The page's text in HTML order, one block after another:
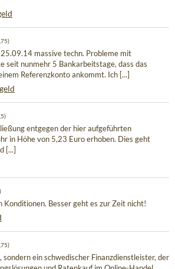
massive techn. Probleme mit
seit nunmehr 5 Bankarbeitstage, dass das
Referenzkonto ankommt. Ich [...]
entgegen der hier aufgeführten
in Höhe von 5,23 Euro erhoben. Dies geht
[...]
Konditionen. Besser geht es zur Zeit nicht!
sondern ein schwedischer Finanzdienstleister, der